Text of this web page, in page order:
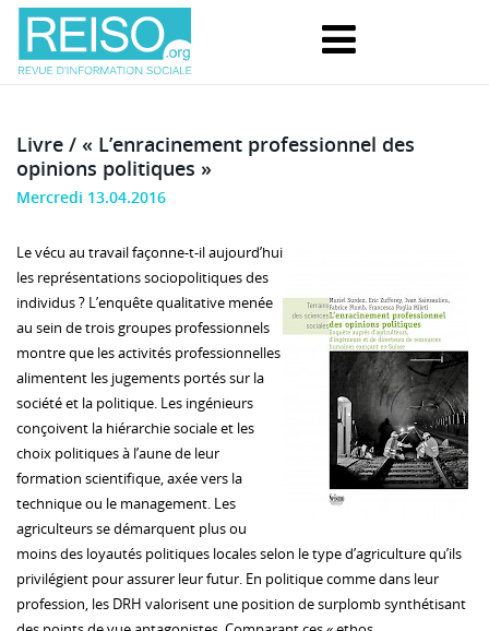
Livre / « L’enracinement professionnel des
opinions politiques »
Mercredi 13.04.2016
Le vécu au travail façonne-t-il aujourd’hui
les représentations sociopolitiques des
individus ? L’enquête qualitative menée
au sein de trois groupes professionnels
montre que les activités professionnelles
alimentent les jugements portés sur la
société et la politique. Les ingénieurs
conçoivent la hiérarchie sociale et les
choix politiques à l’aune de leur
formation scientifique, axée vers la
technique ou le management. Les
agriculteurs se démarquent plus ou
moins des loyautés politiques locales selon le type d’agriculture qu’ils
privilégient pour assurer leur futur. En politique comme dans leur
profession, les DRH valorisent une position de surplomb synthétisant